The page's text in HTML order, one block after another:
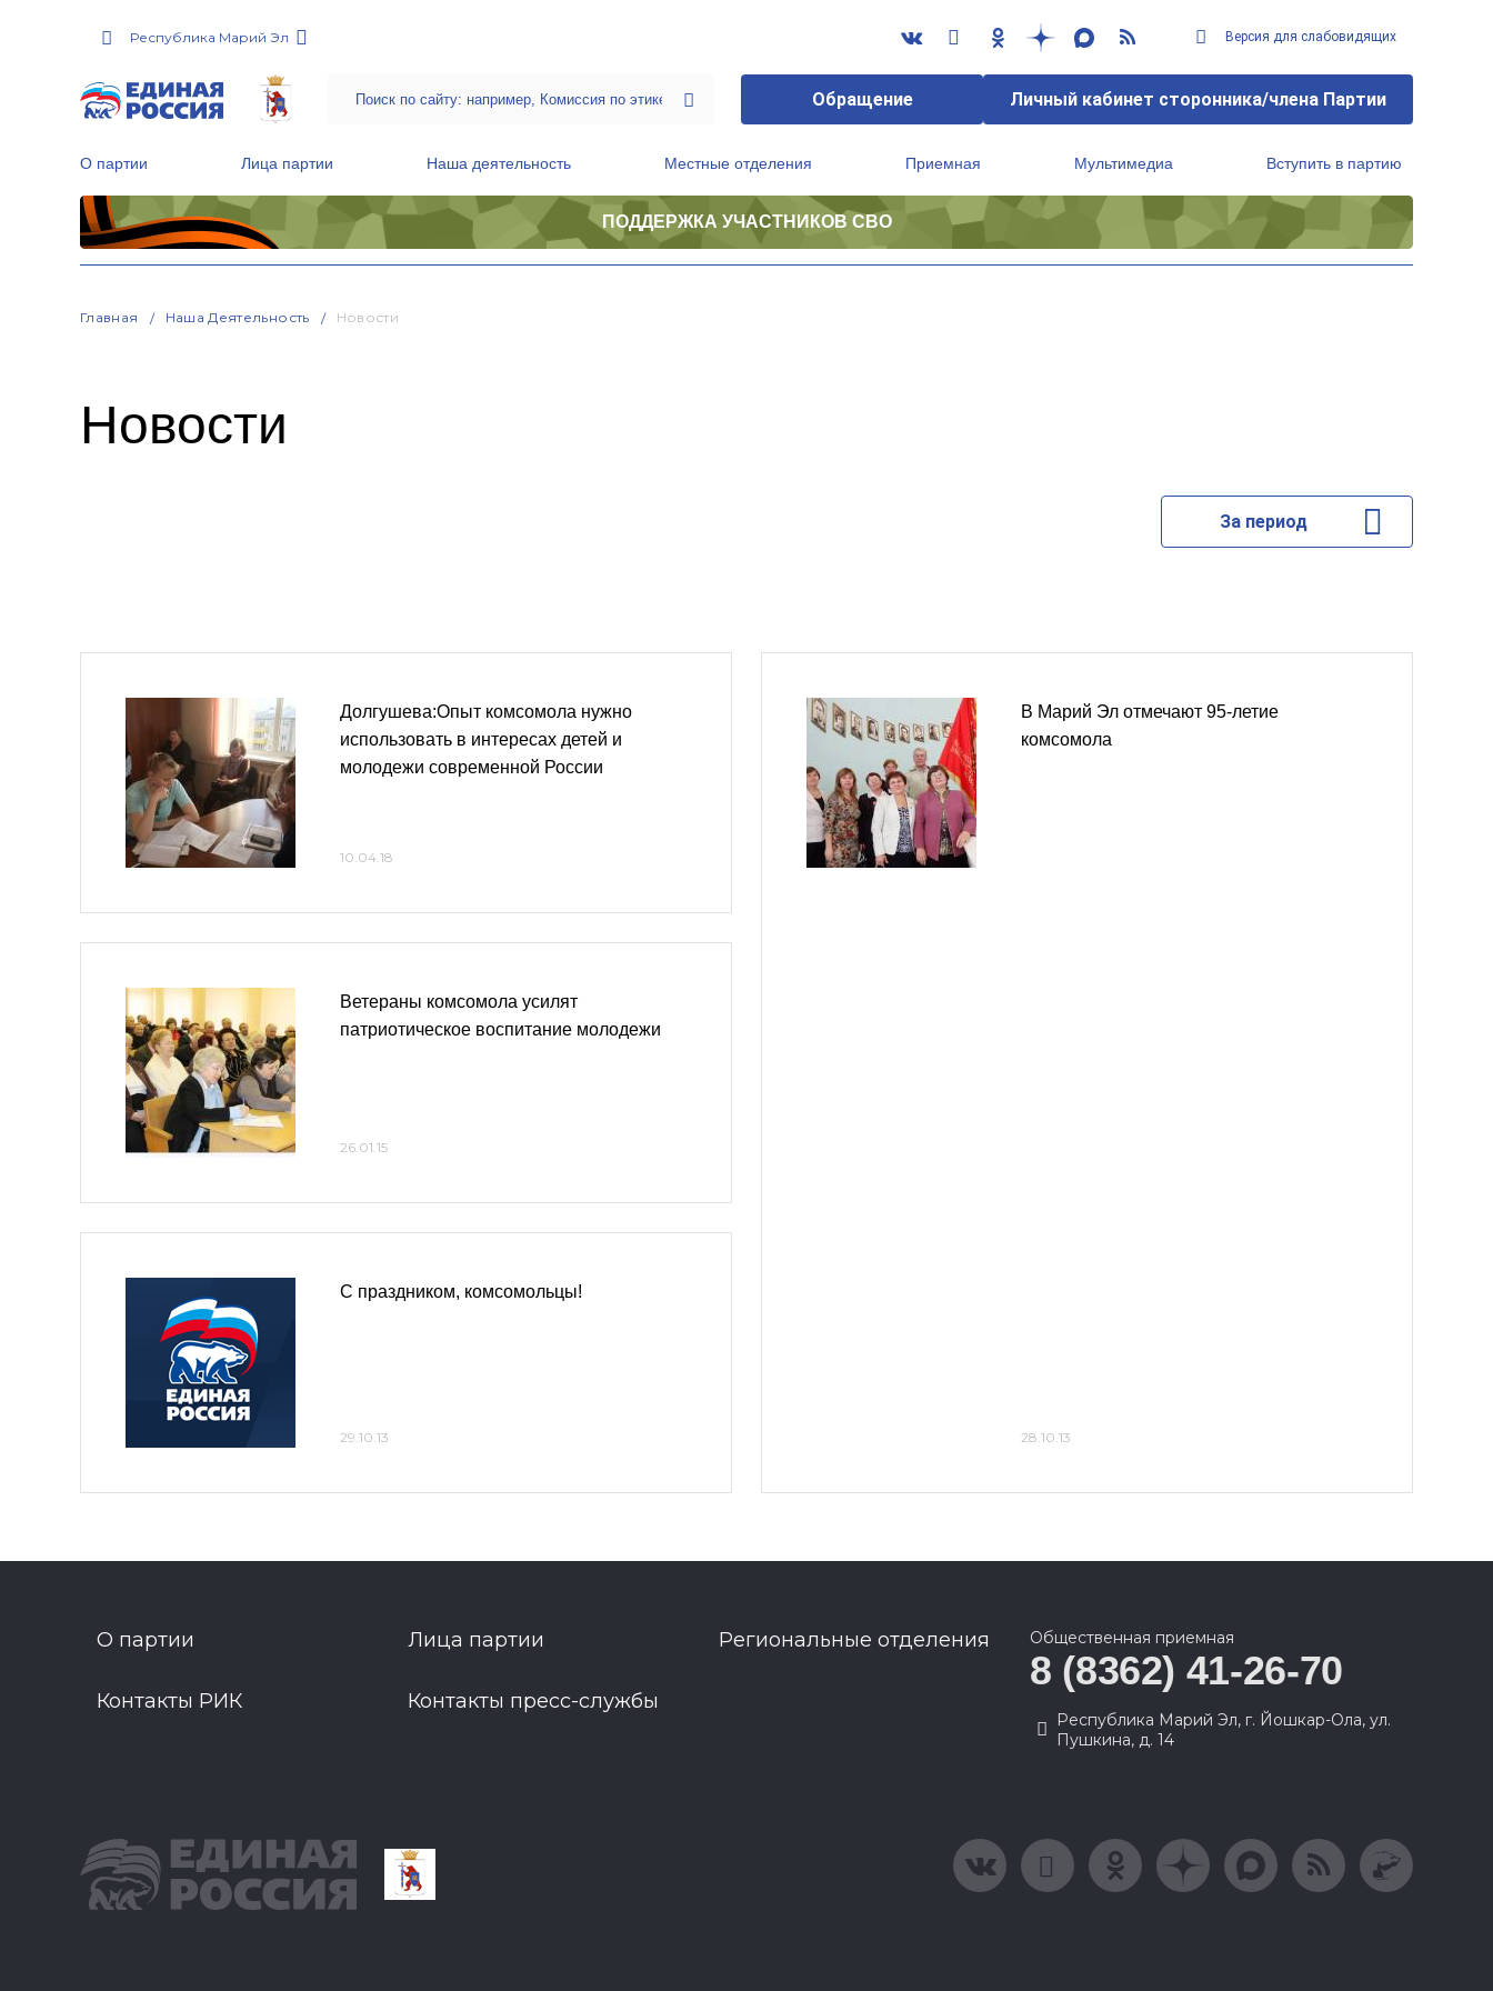
Республика Марий Эл Версия для слабовидящих
Обращение Личный кабинет сторонника/члена Партии
О партии Лица партии Наша деятельность Местные отделения Приемная Мультимедиа Вступить в партию
ПОДДЕРЖКА УЧАСТНИКОВ СВО
Главная Наша Деятельность Новости
Новости
За период
Долгушева:Опыт комсомола нужно
использовать в интересах детей и
молодежи современной России
10.04.18
Ветераны комсомола усилят
патриотическое воспитание молодежи
26.01.15
С праздником, комсомольцы!
29.10.13
В Марий Эл отмечают 95-летие
комсомола
28.10.13
О партии Лица партии Региональные отделения
Контакты РИК Контакты пресс-службы
Общественная приемная
8 (8362) 41-26-70
Республика Марий Эл, г. Йошкар-Ола, ул.
Пушкина, д. 14